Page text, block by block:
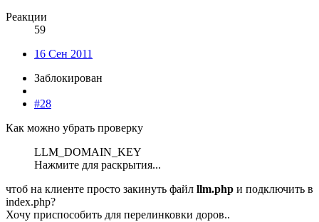
Реакции
59
16 Сен 2011
Заблокирован
#28
Как можно убрать проверку
LLM_DOMAIN_KEY
Нажмите для раскрытия...
чтоб на клиенте просто закинуть файл llm.php и подключить в
index.php?
Хочу приспособить для перелинковки доров..